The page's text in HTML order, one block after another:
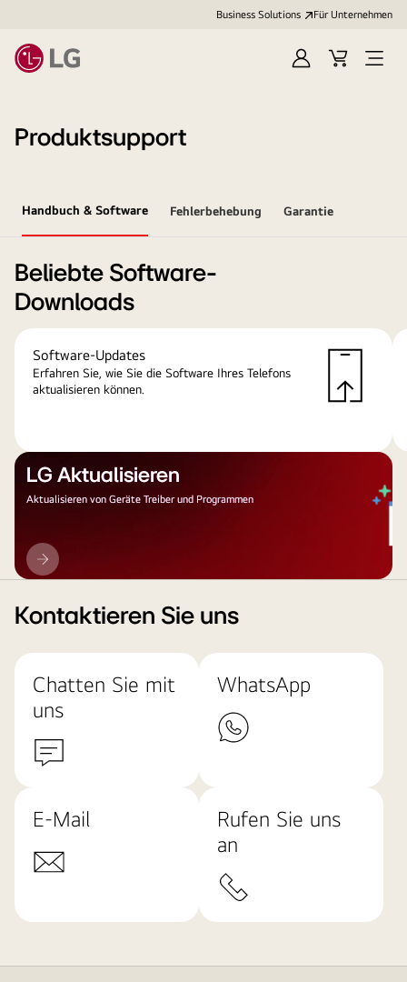
Business Solutions Für Unternehmen
Anmelden
Cart
Open
Produktsupport
Handbuch & Software Fehlerbehebung Garantie
Beliebte Software-
Downloads
Software-Updates
Erfahren Sie, wie Sie die Software Ihres Telefons
aktualisieren können.
LG Aktualisieren
Aktualisieren von Geräte Treiber und Programmen
LG
Aktualisieren
Kontaktieren Sie uns
Chatten Sie mit
uns
WhatsApp
E-Mail
Rufen Sie uns
an